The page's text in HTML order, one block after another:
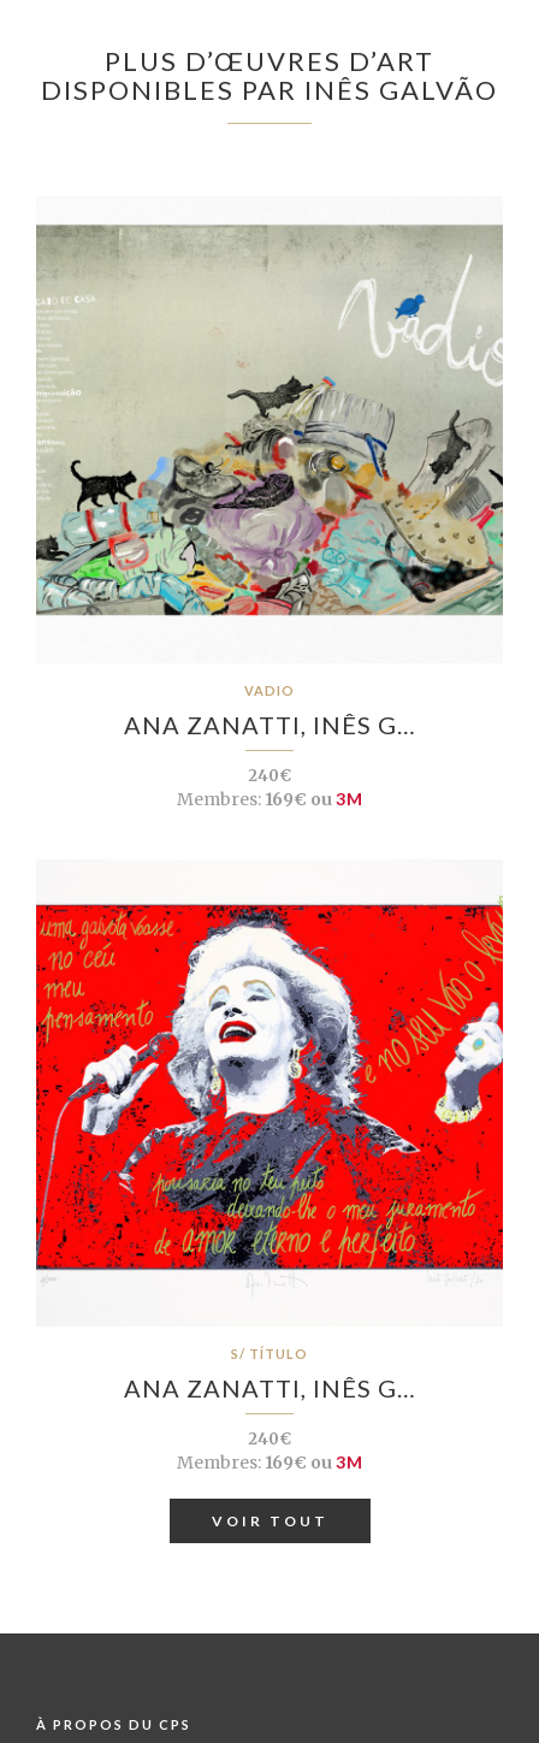
PLUS D’ŒUVRES D’ART
DISPONIBLES PAR INÊS GALVÃO
VADIO
ANA ZANATTI, INÊS G…
240€
Membres:169€ ou3M
S/ TÍTULO
ANA ZANATTI, INÊS G…
240€
Membres:169€ ou3M
VOIR TOUT
À PROPOS DU CPS